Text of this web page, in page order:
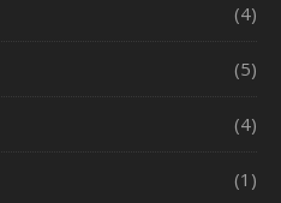
(4)
(5)
(4)
(1)